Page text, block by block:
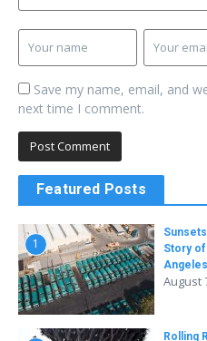
Save my name, email, and
next time I comment.
Featured Posts
1
Story
Angeles
August
Rolling